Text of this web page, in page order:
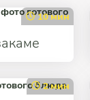
10 мин
2 мин